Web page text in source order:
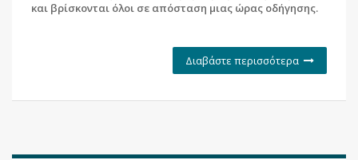
και βρίσκονται όλοι σε απόσταση μιας ώρας οδήγησης.
Διαβάστε περισσότερα